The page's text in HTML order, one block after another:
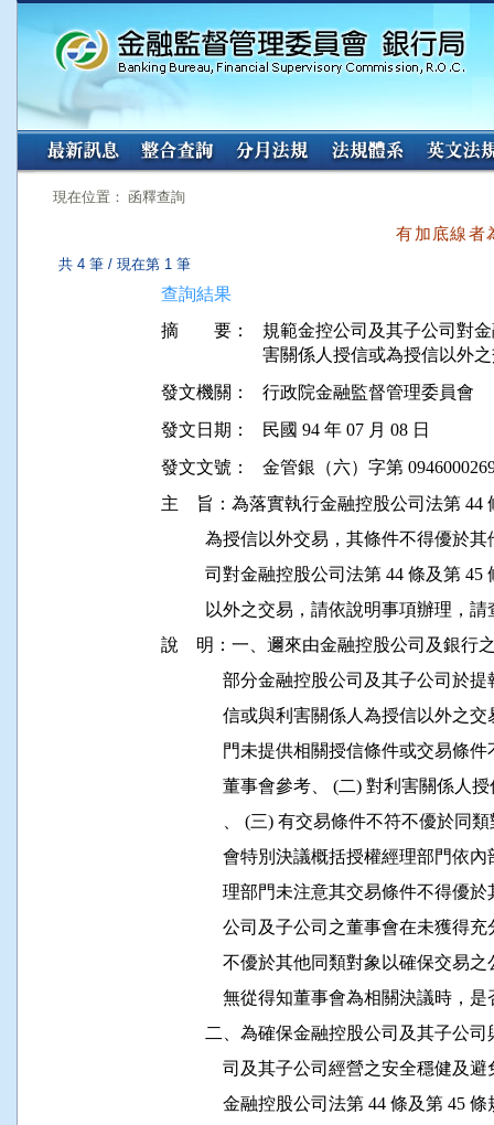
:::
現在位置： 函釋查詢
有加底線者
共 4 筆 / 現在第 1 筆
查詢結果
摘 要：
規範金控公司及其子公司對
害關係人授信或為授信以外
發文機關：
行政院金融監督管理委員會
發文日期：
民國 94 年 07 月 08 日
發文文號：
金管銀（六）字第
主    旨：為落實執行金融控股公司法第 44
為授信以外交易，其條件不得優
司對金融控股公司法第 44 條及第
以外之交易，請依說明事項辦理，
說    明：一、邇來由金融控股公司及銀行
部分金融控股公司及其子公司
信或與利害關係人為授信以外
門未提供相關授信條件或交易
董事會參考、 (二) 對利害關
、 (三) 有交易條件不符不優於
會特別決議概括授權經理部門
理部門未注意其交易條件不得
公司及子公司之董事會在未獲
不優於其他同類對象以確保交
無從得知董事會為相關決議時
二、為確保金融控股公司及其子
司及其子公司經營之安全穩健
金融控股公司法第 44 條及第